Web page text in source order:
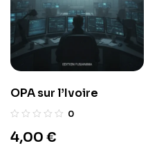
OPA sur l’Ivoire
0
4,00 €